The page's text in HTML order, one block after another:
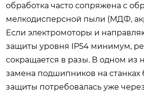
обработка часто сопряжена с
мелкодисперсной пыли (МДФ,
Если электромоторы и
защиты уровня IP54 минимум,
сокращается в разы. В одном из
замена подшипников на станках
защиты потребовалась уже